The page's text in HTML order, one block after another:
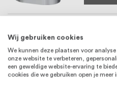
Toggle
Vanaf €
Wij gebruiken cookies
We kunnen deze plaatsen voor
onze website te verbeteren,
een geweldige website-ervaring te
cookies die we gebruiken open je meer